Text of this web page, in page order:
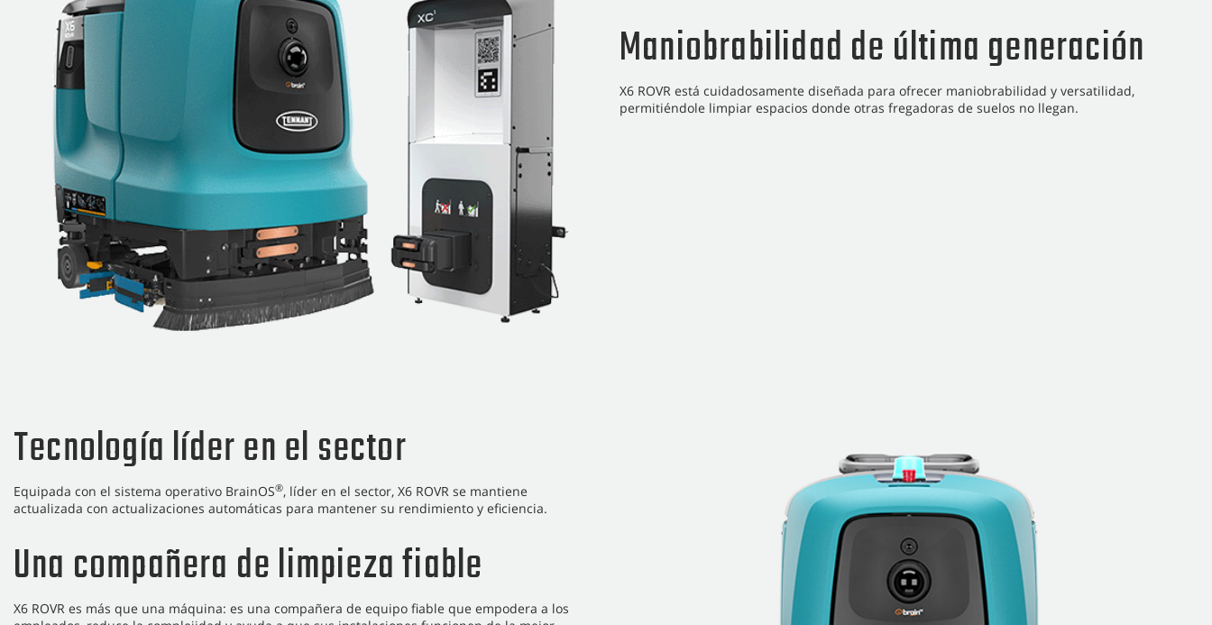
Maniobrabilidad de última generación
X6 ROVR está cuidadosamente diseñada para ofrecer maniobrabilidad y versatilidad,
permitiéndole limpiar espacios donde otras fregadoras de suelos no llegan.
Tecnología líder en el sector
Equipada con el sistema operativo BrainOS®, líder en el sector, X6 ROVR se mantiene
actualizada con actualizaciones automáticas para mantener su rendimiento y eficiencia.
Una compañera de limpieza fiable
X6 ROVR es más que una máquina: es una compañera de equipo fiable que empodera a los